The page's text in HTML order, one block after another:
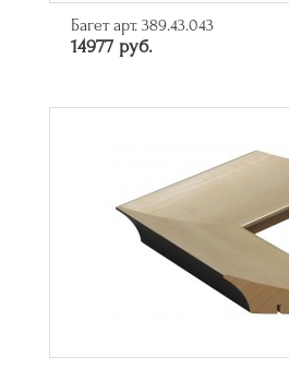
Багет арт. 389.43.043
14977 руб.